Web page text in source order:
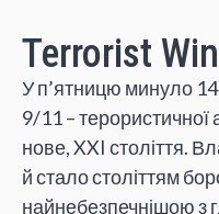
Terrorist Win
У п’ятницю минуло 14
9/11 – терористичної
нове, XXI століття.
й стало століттям
найнебезпечнішою з